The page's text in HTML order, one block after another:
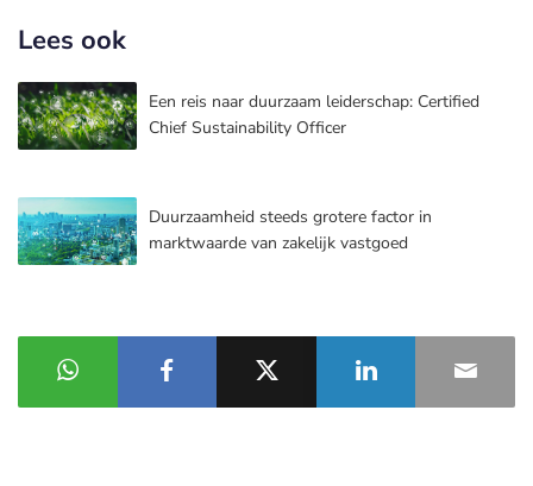
Lees ook
Een reis naar duurzaam leiderschap: Certified
Chief Sustainability Officer
Duurzaamheid steeds grotere factor in
marktwaarde van zakelijk vastgoed